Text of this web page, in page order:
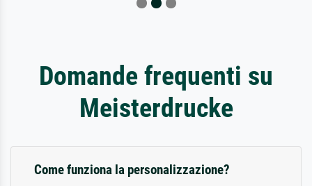
Domande frequenti su
Meisterdrucke
Come funziona la personalizzazione?